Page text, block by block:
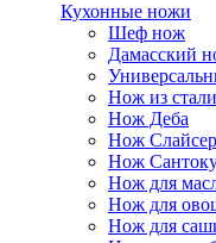
Кухонные ножи
Шеф нож
Дамасский
Нож из стали
Нож Деба
Нож Слайсер
Нож
Нож для
Нож для
Нож для